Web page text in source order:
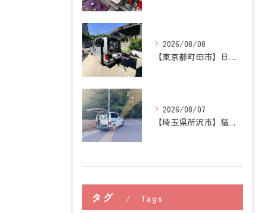
2026/08/08
【東京都町田市】日本スピッツの訪問ペット火葬｜愛犬との穏やか...
2026/08/07
【埼玉県所沢市】猫の訪問ペット火葬｜お気に入りの場所に姿がな...
タグ Tags